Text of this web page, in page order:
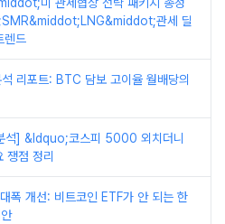
미 관세협상 전략 패키지 총정
관세 딜
렌드
리포트: BTC 담보 고이율 월배당의
석] &ldquo;코스피 5000 외치더니
점 정리
폭 개선: 비트코인 ETF가 안 되는 한